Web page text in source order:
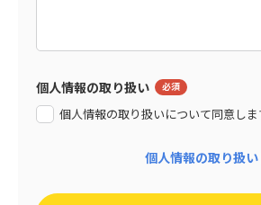
個人情報の取り扱い
個人情報の取り扱いについて同意しま
個人情報の取り扱い